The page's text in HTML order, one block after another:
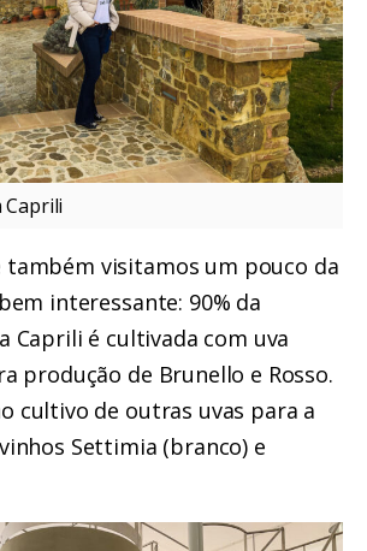
Caprili
também visitamos um pouco da
interessante: 90% da
Caprili é cultivada com uva
produção de Brunello e Rosso.
cultivo de outras uvas para a
Settimia (branco) e